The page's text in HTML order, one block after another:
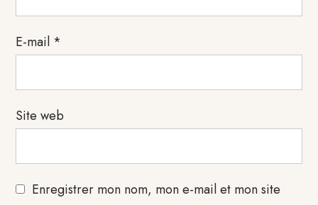
E-mail *
Site web
Enregistrer mon nom, mon e-mail et mon site